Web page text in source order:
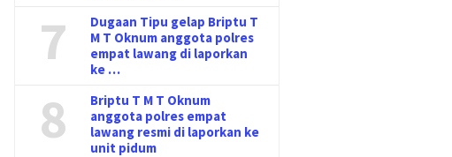
7
Dugaan Tipu gelap Briptu T
M T Oknum anggota polres
empat lawang di laporkan
ke …
8
Briptu T M T Oknum
anggota polres empat
lawang resmi di laporkan ke
unit pidum